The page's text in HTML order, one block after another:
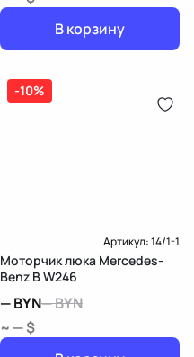
В корзину
-10%
Артикул:14/1-1
Моторчик люка Mercedes-
Benz B W246
—BYN—BYN
~ — $